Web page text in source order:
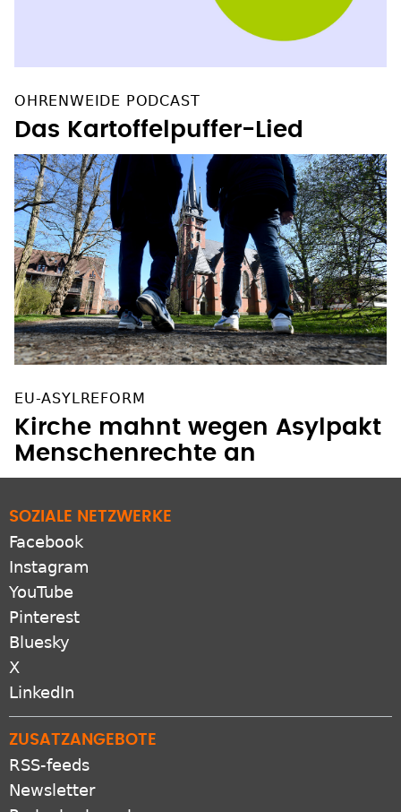
Das Kartoffelpuffer-Lied
Kirche mahnt wegen Asylpakt
Menschenrechte an
Facebook
Instagram
YouTube
Pinterest
Bluesky
X
LinkedIn
RSS-feeds
Newsletter
Protestantomat